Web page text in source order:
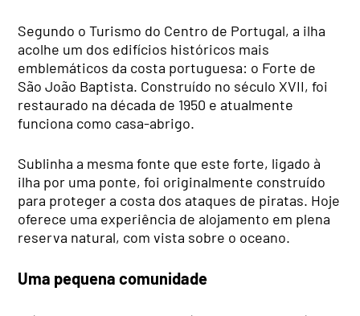
Segundo o Turismo do Centro de Portugal, a ilha
acolhe um dos edifícios históricos mais
emblemáticos da costa portuguesa: o Forte de
São João Baptista. Construído no século XVII, foi
restaurado na década de 1950 e atualmente
funciona como casa-abrigo.
Sublinha a mesma fonte que este forte, ligado à
ilha por uma ponte, foi originalmente construído
para proteger a costa dos ataques de piratas. Hoje
oferece uma experiência de alojamento em plena
reserva natural, com vista sobre o oceano.
Uma pequena comunidade